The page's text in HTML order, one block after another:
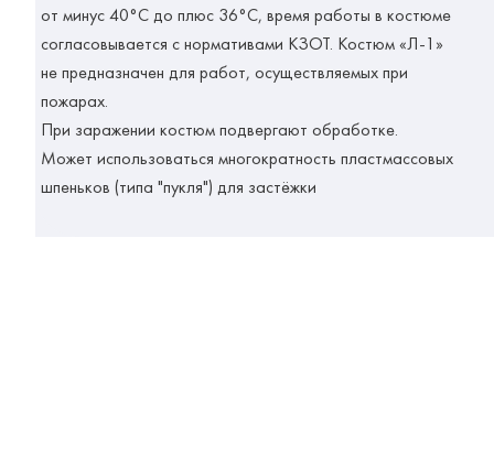
от минус 40°C до плюс 36°C, время работы в костюме
согласовывается с нормативами КЗОТ. Костюм «Л-1»
не предназначен для работ, осуществляемых при
пожарах.
При заражении костюм подвергают обработке.
Может использоваться многократность пластмассовых
шпеньков (типа "пукля") для застёжки